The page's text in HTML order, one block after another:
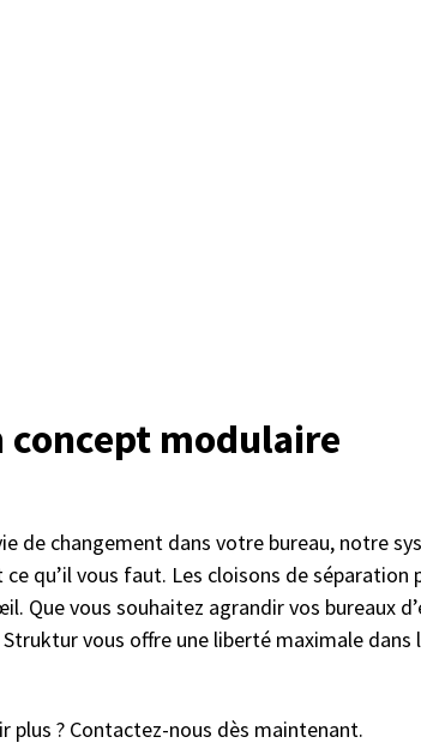
modulaire
de changement dans votre bureau, notre
qu’il vous faut. Les cloisons de séparation
Que vous souhaitez agrandir vos bureaux
vous offre une liberté maximale dans
plus ? Contactez-nous dès maintenant.